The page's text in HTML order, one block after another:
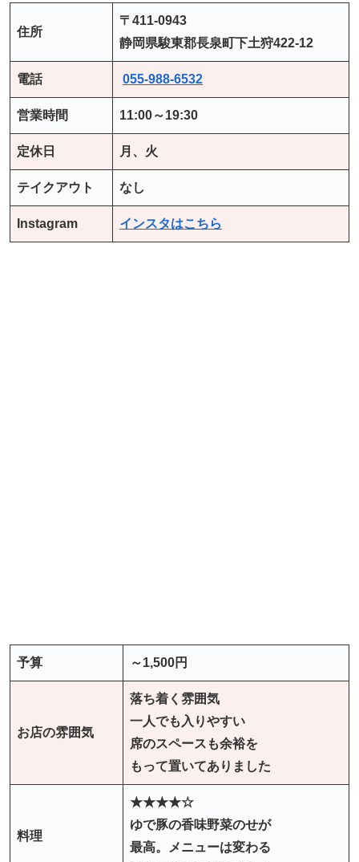
住所
〒411-0943
静岡県駿東郡長泉町下土狩422-12
電話 055-988-6532
営業時間 11:00～19:30
定休日 月、火
テイクアウト なし
Instagram インスタはこちら
予算 ～1,500円
お店の雰囲気
落ち着く雰囲気
一人でも入りやすい
席のスペースも余裕を
もって置いてありました
料理
★★★★☆
ゆで豚の香味野菜のせが
最高。メニューは変わる